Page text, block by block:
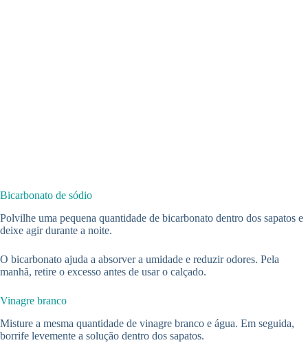
Bicarbonato de sódio
Polvilhe uma pequena quantidade de bicarbonato dentro dos sapatos e
deixe agir durante a noite.
O bicarbonato ajuda a absorver a umidade e reduzir odores. Pela
manhã, retire o excesso antes de usar o calçado.
Vinagre branco
Misture a mesma quantidade de vinagre branco e água. Em seguida,
borrife levemente a solução dentro dos sapatos.